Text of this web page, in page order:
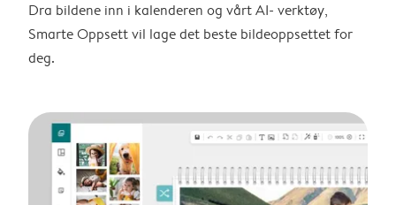
Dra bildene inn i kalenderen og vårt AI- verktøy,
Smarte Oppsett vil lage det beste bildeoppsettet for
deg.